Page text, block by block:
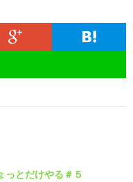
っとだけやる＃５